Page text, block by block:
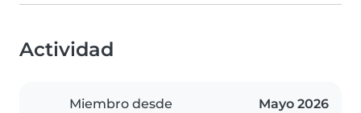
Actividad
Miembro desde Mayo 2026